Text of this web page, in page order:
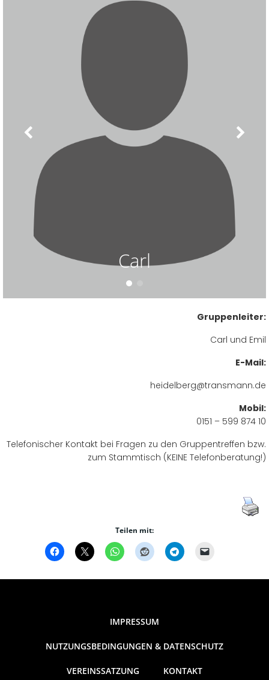
Carl
Gruppenleiter:
Carl und Emil
E-Mail:
heidelberg@transmann.de
Mobil:
0151 – 599 874 10
Telefonischer Kontakt bei Fragen zu den Gruppentreffen bzw.
zum Stammtisch (KEINE Telefonberatung!)
Teilen mit:
IMPRESSUM
NUTZUNGSBEDINGUNGEN & DATENSCHUTZ
VEREINSSATZUNG KONTAKT